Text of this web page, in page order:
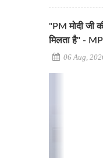
"PM मोदी जी
मिलता है" -
06 Aug,